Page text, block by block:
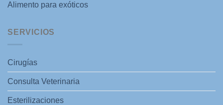
Alimento para exóticos
SERVICIOS
Cirugías
Consulta Veterinaria
Esterilizaciones